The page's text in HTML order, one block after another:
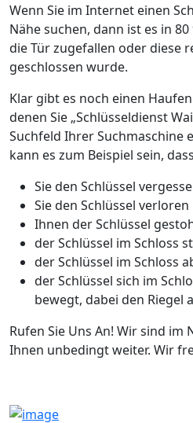
Wenn Sie im Internet einen
Nähe suchen, dann ist es in
die Tür zugefallen oder diese
geschlossen wurde.
Klar gibt es noch einen
denen Sie „Schlüsseldienst
Suchfeld Ihrer Suchmaschine
kann es zum Beispiel sein,
Sie den Schlüssel
Sie den Schlüssel verloren
Ihnen der Schlüssel
der Schlüssel im Schloss
der Schlüssel im Schloss
der Schlüssel sich im
bewegt, dabei den Riegel
Rufen Sie Uns An! Wir sind im
Ihnen unbedingt weiter. Wir